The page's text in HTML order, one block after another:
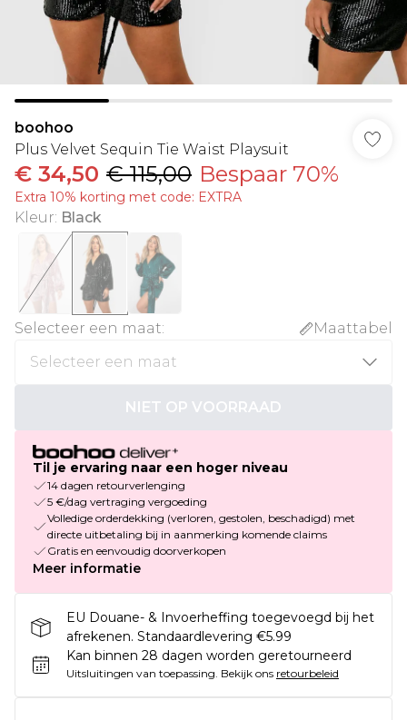
boohoo
Plus Velvet Sequin Tie Waist Playsuit
€ 34,50 € 115,00 Bespaar 70%
Extra 10% korting met code: EXTRA
Kleur: Black
Selecteer een maat: Maattabel
NIET OP VOORRAAD
Til je ervaring naar een hoger niveau
14 dagen retourverlenging
5 €/dag vertraging vergoeding
Volledige orderdekking (verloren, gestolen, beschadigd) met
directe uitbetaling bij in aanmerking komende claims
Gratis en eenvoudig doorverkopen
Meer informatie
EU Douane- & Invoerheffing toegevoegd bij het
afrekenen. Standaardlevering €5.99
Kan binnen 28 dagen worden geretourneerd
Uitsluitingen van toepassing. Bekijk ons retourbeleid